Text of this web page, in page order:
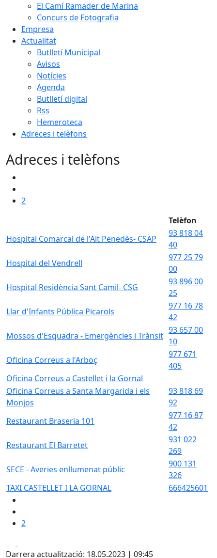
El Camí Ramader de Marina
Concurs de Fotografia
Empresa
Actualitat
Butlletí Municipal
Avisos
Notícies
Agenda
Butlletí digital
Rss
Hemeroteca
Adreces i telèfons
Adreces i telèfons
2
Telèfon
Hospital Comarcal de l'Alt Penedès- CSAP
93 818 04
40
Hospital del Vendrell
977 25 79
00
Hospital Residència Sant Camil- CSG
93 896 00
25
Llar d'Infants Pública Picarols
977 16 78
42
Mossos d'Esquadra - Emergències i Trànsit
93 657 00
10
Oficina Correus a l'Arboç
977 671
405
Oficina Correus a Castellet i la Gornal
Oficina Correus a Santa Margarida i els
Monjos
93 818 69
92
Restaurant Braseria 101
977 16 87
42
Restaurant El Barretet
931 022
269
SECE - Averies enllumenat públic
900 131
326
TAXI CASTELLET I LA GORNAL
666425601
2
Darrera actualització: 18.05.2023 | 09:45